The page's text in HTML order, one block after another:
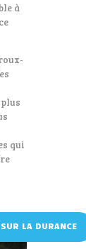
à
qui
LA DURANCE